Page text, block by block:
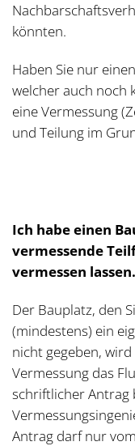
könnten.
Haben Sie nur
welcher auch noch
eine Vermessung
und Teilung im
Ich habe einen
vermessende
vermessen
Der Bauplatz, den
(mindestens) ein
nicht gegeben,
Vermessung das
schriftlicher Antrag
Antrag darf nur